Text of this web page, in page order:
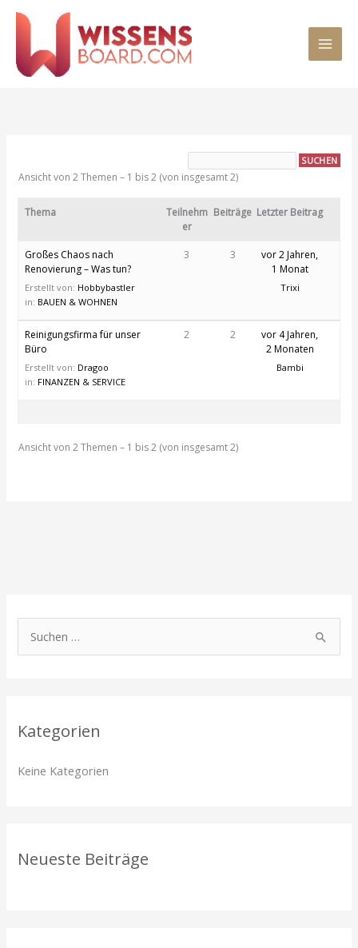
Inhalt
Ansicht von 2 Themen – 1 bis 2 (von insgesamt 2)
Thema
Teilnehm
er
Beiträge Letzter Beitrag
Großes Chaos nach
Renovierung – Was tun?
Erstellt von: Hobbybastler
in: BAUEN & WOHNEN
3 3
vor 2 Jahren,
1 Monat
Trixi
Reinigungsfirma für unser
Büro
Erstellt von: Dragoo
in: FINANZEN & SERVICE
2 2
vor 4 Jahren,
2 Monaten
Bambi
Ansicht von 2 Themen – 1 bis 2 (von insgesamt 2)
e
n
Kategorien
Keine Kategorien
Neueste Beiträge